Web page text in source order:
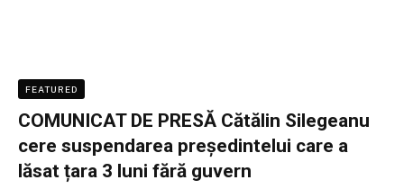
FEATURED
COMUNICAT DE PRESĂ Cătălin Silegeanu
cere suspendarea președintelui care a
lăsat țara 3 luni fără guvern